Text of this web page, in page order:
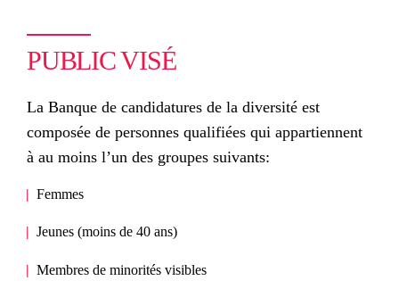
PUBLIC VISÉ
La Banque de candidatures de la diversité est
composée de personnes qualifiées qui appartiennent
à au moins l’un des groupes suivants:
Femmes
Jeunes (moins de 40 ans)
Membres de minorités visibles